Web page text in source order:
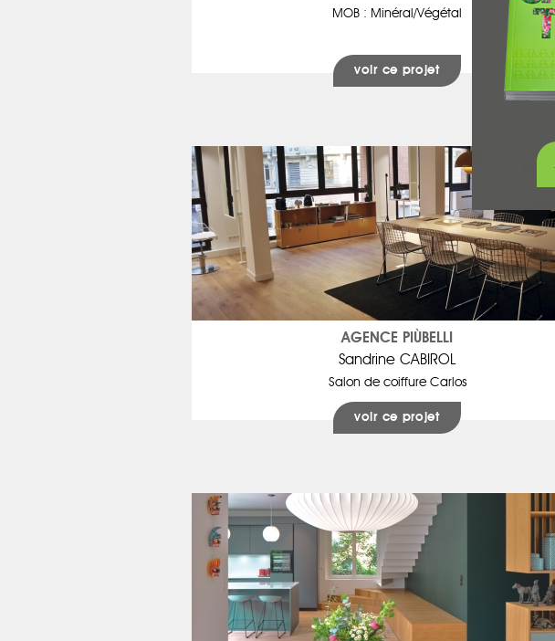
MOB : Minéral/Végétal
voir ce projet
AGENCE PIÙBELLI
Sandrine CABIROL
Salon de coiffure Carlos
voir ce projet